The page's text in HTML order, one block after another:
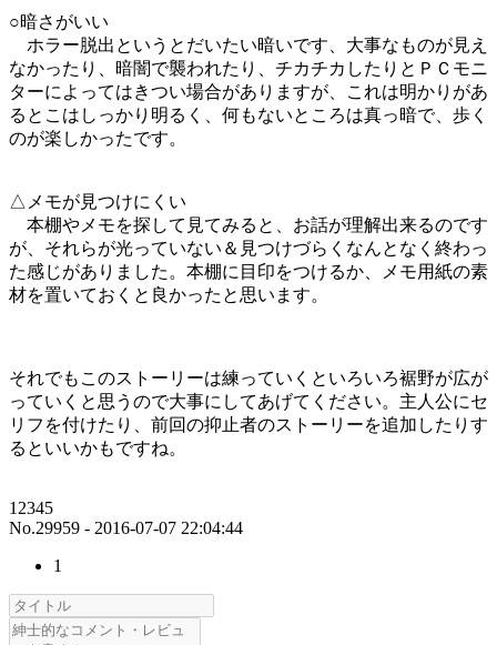
○暗さがいい
ホラー脱出というとだいたい暗いです、大事なものが見え
なかったり、暗闇で襲われたり、チカチカしたりとＰＣモニ
ターによってはきつい場合がありますが、これは明かりがあ
るとこはしっかり明るく、何もないところは真っ暗で、歩く
のが楽しかったです。
△メモが見つけにくい
本棚やメモを探して見てみると、お話が理解出来るのです
が、それらが光っていない＆見つけづらくなんとなく終わっ
た感じがありました。本棚に目印をつけるか、メモ用紙の素
材を置いておくと良かったと思います。
それでもこのストーリーは練っていくといろいろ裾野が広が
っていくと思うので大事にしてあげてください。主人公にセ
リフを付けたり、前回の抑止者のストーリーを追加したりす
るといいかもですね。
12345
No.29959 - 2016-07-07 22:04:44
1